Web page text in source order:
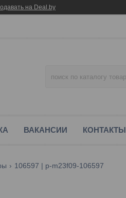
на Deal.by
ВАКАНСИИ КОНТАКТЫ
106597 | p-m23f09-106597